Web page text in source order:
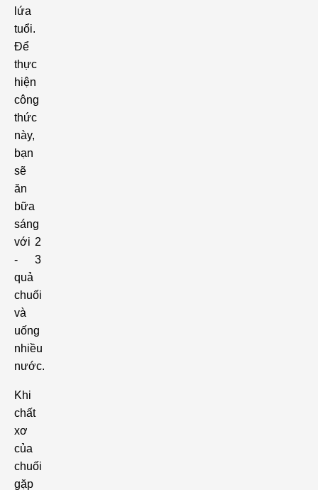
lứa
tuổi.
Để
thực
hiện
công
thức
này,
bạn
sẽ
ăn
bữa
sáng
với 2
- 3
quả
chuối
và
uống
nhiều
nước.
Khi
chất
xơ
của
chuối
gặp